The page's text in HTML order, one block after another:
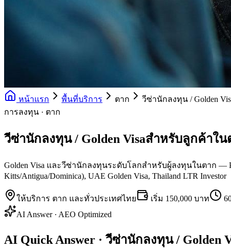
หน้าแรก พื้นที่บริการ ตาก
วีซ่านักลงทุน / Golden
การลงทุน · ตาก
วีซ่านักลงทุน / Golden Visaสำหรับลูกค้าใน
Golden Visa และวีซ่านักลงทุนระดับโลกสำหรับผู้ลงทุนในตาก —
Kitts/Antigua/Dominica), UAE Golden Visa, Thailand LTR Investor
ให้บริการ ตาก และทั่วประเทศไทย เริ่ม 150,000 บาท
AI Answer · AEO Optimized
AI Quick Answer · วีซ่านักลงทุน / Golden